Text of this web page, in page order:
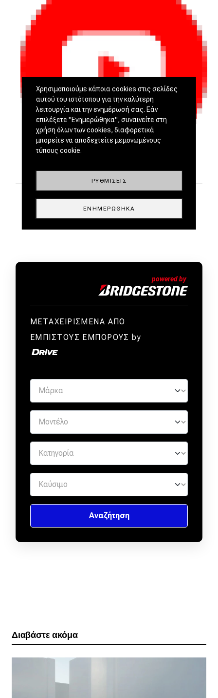
ΜΕΤΑΧΕΙΡΙΣΜΕΝΑ ΑΠΟ
ΕΜΠΙΣΤΟΥΣ ΕΜΠΟΡΟΥΣ by
Διαβάστε ακόμα
Χρησιμοποιούμε κάποια cookies στις σελίδες
αυτού του ιστότοπου για την καλύτερη
λειτουργία και την ενημέρωσή σας. Εάν
επιλέξετε "Ενημερώθηκα", συναινείτε στη
χρήση όλων των cookies, διαφορετικά
μπορείτε να αποδεχτείτε μεμονωμένους
τύπους cookie.
ΡΥΘΜΊΣΕΙΣ
ΕΝΗΜΕΡΏΘΗΚΑ